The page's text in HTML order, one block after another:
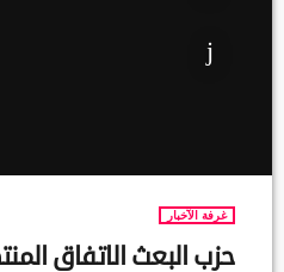
غرفة الآخبار
حزب البعث الاتفاق